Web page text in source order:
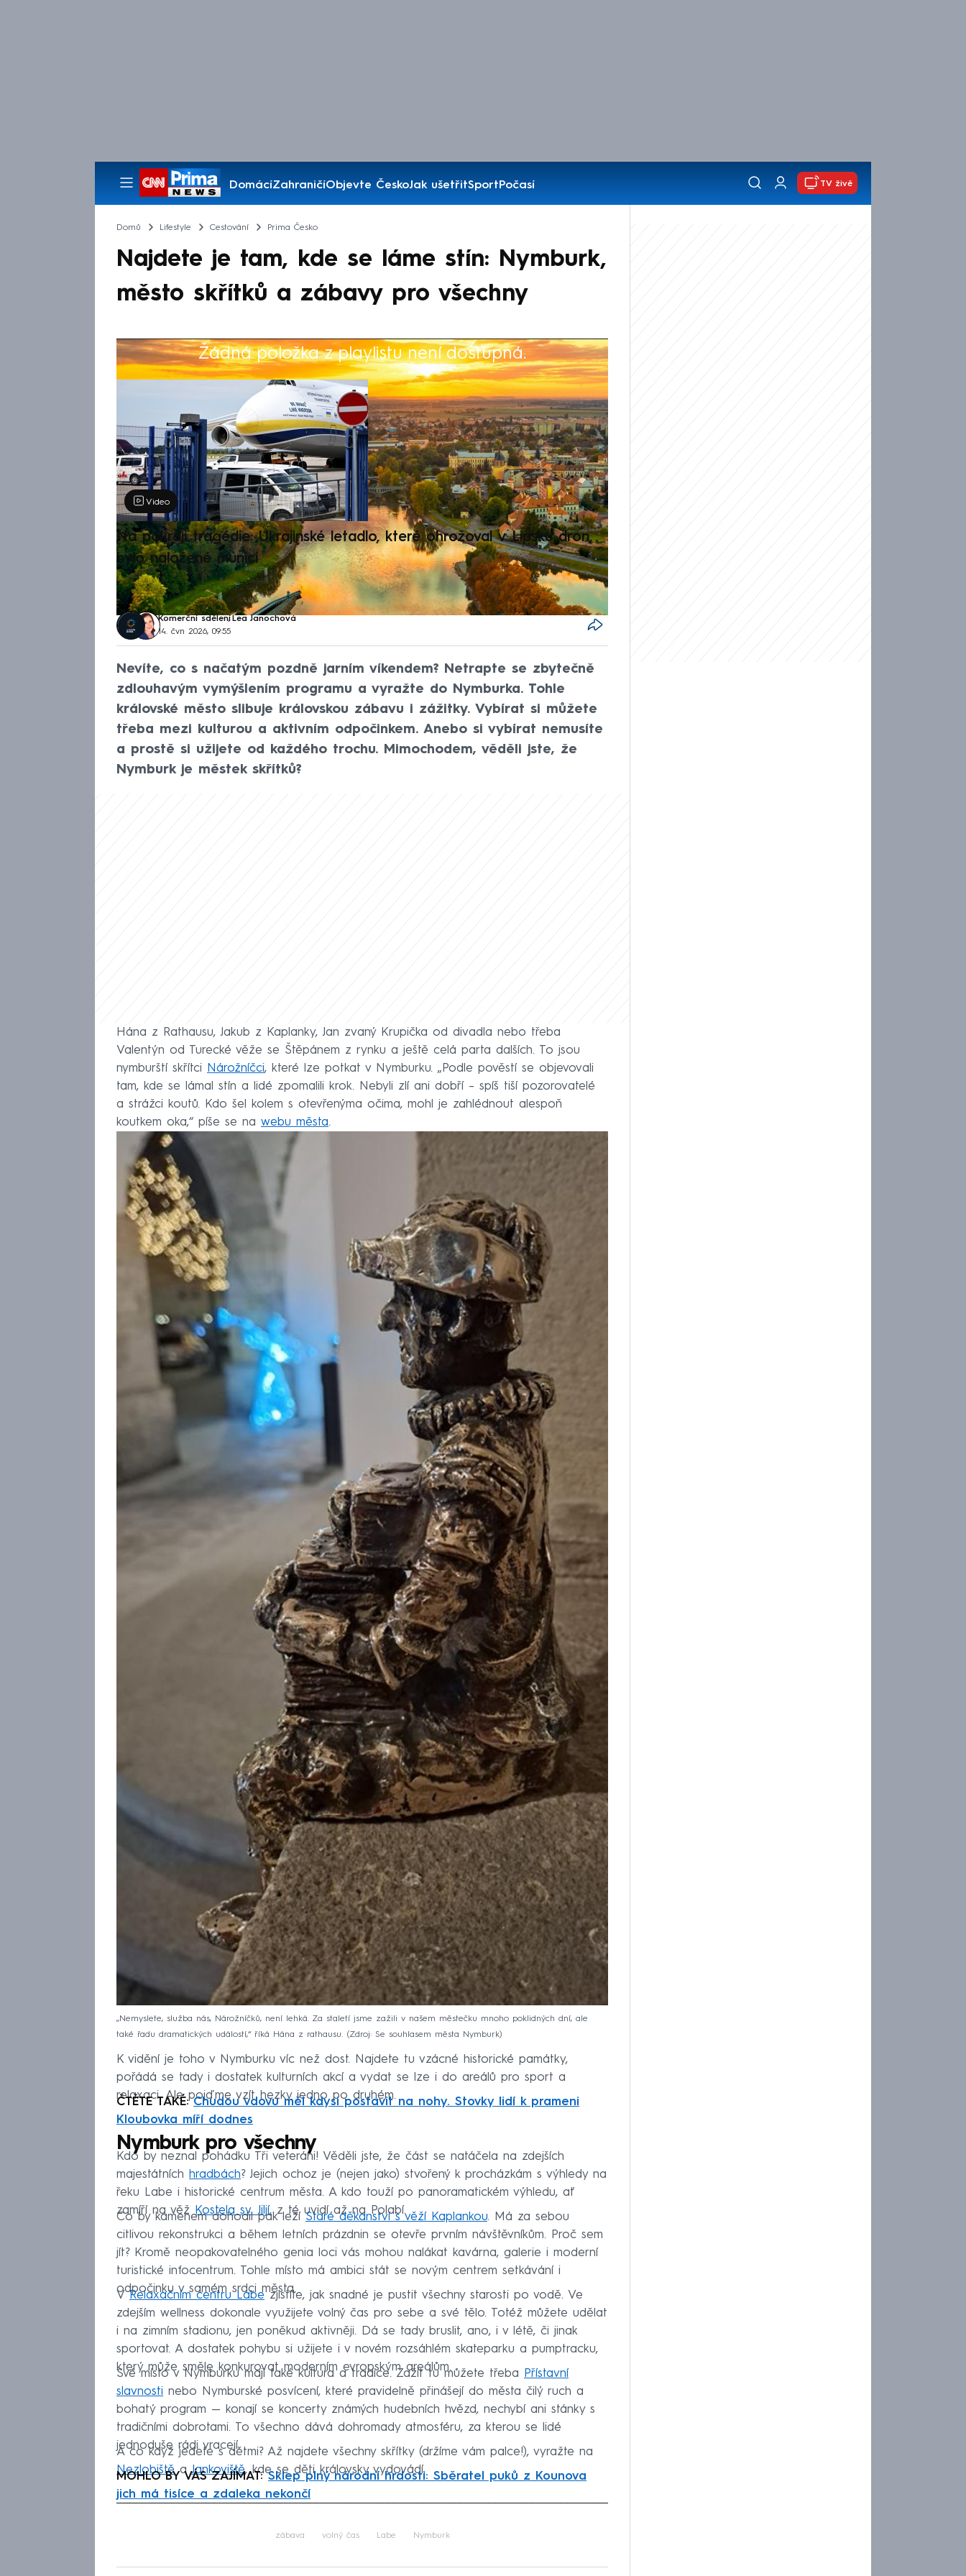
DomácíZahraničíObjevte ČeskoJak ušetřitSportPočasí
Pořady
TV živě
Domů Lifestyle Cestování Prima Česko
Najdete je tam, kde se láme stín: Nymburk,
město skřítků a zábavy pro všechny
Žádná položka z playlistu není dostupná.
Výběr redakce
Video
Na pokraji tragédie: Ukrajinské letadlo, které ohrožoval v Lipsku dron,
bylo naložené municí
Komerční sdělení, Lea Janochová
14. čvn 2026, 09:55
Nevíte, co s načatým pozdně jarním víkendem? Netrapte se zbytečně
zdlouhavým vymýšlením programu a vyražte do Nymburka. Tohle
královské město slibuje královskou zábavu i zážitky. Vybírat si můžete
třeba mezi kulturou a aktivním odpočinkem. Anebo si vybírat nemusíte
a prostě si užijete od každého trochu. Mimochodem, věděli jste, že
Nymburk je městek skřítků?
Hána z Rathausu, Jakub z Kaplanky, Jan zvaný Krupička od divadla nebo třeba
Valentýn od Turecké věže se Štěpánem z rynku a ještě celá parta dalších. To jsou
nymburští skřítci
Nárožníčci, které lze potkat v Nymburku. „Podle pověstí se objevovali
tam, kde se lámal stín a lidé zpomalili krok. Nebyli zlí ani dobří – spíš tiší pozorovatelé
a strážci koutů. Kdo šel kolem s otevřenýma očima, mohl je zahlédnout alespoň
koutkem oka,“ píše se na webu města.
„Nemyslete, služba nás, Nárožníčků, není lehká. Za staletí jsme zažili v našem městečku mnoho poklidných dní, ale
také řadu dramatických událostí,“ říká Hána z rathausu.
Zdroj: Se souhlasem města Nymburk
K vidění je toho v Nymburku víc než dost. Najdete tu vzácné historické památky,
pořádá se tady i dostatek kulturních akcí a vydat se lze i do areálů pro sport a
relaxaci. Ale pojďme vzít hezky jedno po druhém.
ČTĚTE TAKÉ:Chudou vdovu měl kdysi postavit na nohy. Stovky lidí k prameni
Kloubovka míří dodnes
Nymburk pro všechny
Kdo by neznal pohádku Tři veteráni! Věděli jste, že část se natáčela na zdejších
majestátních hradbách? Jejich ochoz je (nejen jako) stvořený k procházkám s výhledy na
řeku Labe i historické centrum města. A kdo touží po panoramatickém výhledu, ať
zamíří na věž
Kostela sv. Jiljí, z té uvidí až na Polabí.
Co by kamenem dohodil pak ležíStaré děkanství s věží Kaplankou. Má za sebou
citlivou rekonstrukci a během letních prázdnin se otevře prvním návštěvníkům. Proč sem
jít? Kromě neopakovatelného genia loci vás mohou nalákat kavárna, galerie i moderní
turistické infocentrum. Tohle místo má ambici stát se novým centrem setkávání i
odpočinku v samém srdci města.
VRelaxačním centru Labezjistíte, jak snadné je pustit všechny starosti po vodě. Ve
zdejším wellness dokonale využijete volný čas pro sebe a své tělo. Totéž můžete udělat
i na zimním stadionu, jen poněkud aktivněji. Dá se tady bruslit, ano, i v létě, či jinak
sportovat. A dostatek pohybu si užijete i v novém rozsáhlém skateparku a pumptracku,
který může směle konkurovat moderním evropským areálům.
Své místo v Nymburku mají také kultura a tradice. Zažít tu můžete třeba
Přístavní
slavnosti nebo Nymburské posvícení, které pravidelně přinášejí do města čilý ruch a
bohatý program — konají se koncerty známých hudebních hvězd, nechybí ani stánky s
tradičními dobrotami. To všechno dává dohromady atmosféru, za kterou se lidé
jednoduše rádi vracejí.
A co když jedete s dětmi? Až najdete všechny skřítky (držíme vám palce!), vyražte na
NezlobištěaJankoviště, kde se děti královsky vydovádí.
MOHLO BY VÁS ZAJÍMAT:Sklep plný národní hrdosti: Sběratel puků z Kounova
jich má tisíce a zdaleka nekončí
zábava volný čas Labe Nymburk